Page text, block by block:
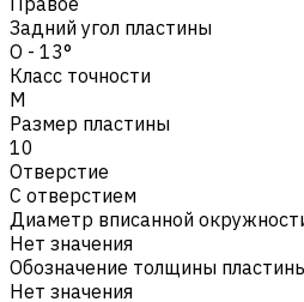
Задний угол пластины
O - 13°
Класс точности
M
Размер пластины
10
Отверстие
С отверстием
Диаметр вписанной
Нет значения
Обозначение толщины
Нет значения